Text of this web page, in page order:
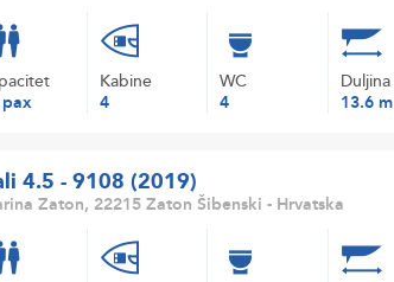
pax
Kabine
4
WC
4
Duljina
13.6 m
4.5 - 9108 (2019)
Zaton, 22215 Zaton Šibenski - Hrvatska